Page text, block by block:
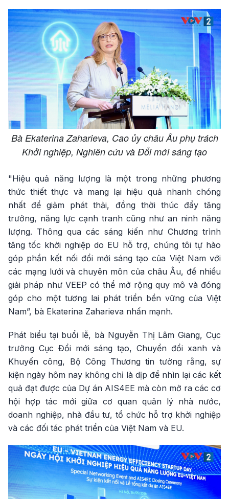
Bà Ekaterina Zaharieva, Cao ủy châu Âu phụ trách
Khởi nghiệp, Nghiên cứu và Đổi mới sáng tạo
"Hiệu quả năng lượng là một trong những phương
thức thiết thực và mang lại hiệu quả nhanh chóng
nhất để giảm phát thải, đồng thời thúc đẩy tăng
trưởng, năng lực cạnh tranh cũng như an ninh năng
lượng. Thông qua các sáng kiến như Chương trình
tăng tốc khởi nghiệp do EU hỗ trợ, chúng tôi tự hào
góp phần kết nối đổi mới sáng tạo của Việt Nam với
các mạng lưới và chuyên môn của châu Âu, để nhiều
giải pháp như VEEP có thể mở rộng quy mô và đóng
góp cho một tương lai phát triển bền vững của Việt
Nam”, bà Ekaterina Zaharieva nhấn mạnh.
Phát biểu tại buổi lễ, bà Nguyễn Thị Lâm Giang, Cục
trưởng Cục Đổi mới sáng tạo, Chuyển đổi xanh và
Khuyến công, Bộ Công Thương tin tưởng rằng, sự
kiện ngày hôm nay không chỉ là dịp để nhìn lại các kết
quả đạt được của Dự án AIS4EE mà còn mở ra các cơ
hội hợp tác mới giữa cơ quan quản lý nhà nước,
doanh nghiệp, nhà đầu tư, tổ chức hỗ trợ khởi nghiệp
và các đối tác phát triển của Việt Nam và EU.